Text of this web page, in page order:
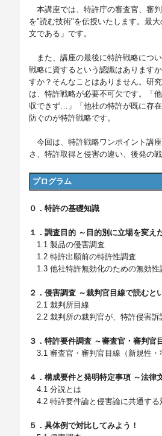
本講座では、特許庁の審査官、審
を"読む技術"を伝授いたします。最
文である」です。
また、講座の最後に特許戦略につ
戦略に資するという認識はあります
すか？そんなことはありません。研
は、特許戦略が必要不可欠です。「
収できず…」「他社の特許が既に存
防ぐのが特許戦略です。
今回は、特許戦略ワンポイント講
さ、特許取得と侵害の違い、後発の
プログラム
０．特許の基礎知識
１．調査目的 ～目的別に立場を変え
1.1 製品の侵害調査
1.2 特許出願前の特許性調査
1.3 他社特許無効化のための無効性
２．侵害調査 ～裁判官目線で読むと
2.1 裁判所目線
2.2 裁判所の裁判官が、特許侵害訴
３．特許要件調査 ～審査官・審判官
3.1 審査官・審判官目線（新規性・
４．構成要件と発明特定事項 ～法律
4.1 分説とは
4.2 特許要件論と侵害論に共通する
５．具体例で対比してみよう！